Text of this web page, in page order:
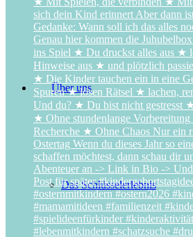
Über uns
Das Schlüsselerlebnis